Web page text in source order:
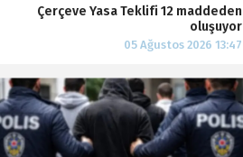
Çerçeve Yasa Teklifi 12 maddeden
oluşuyor